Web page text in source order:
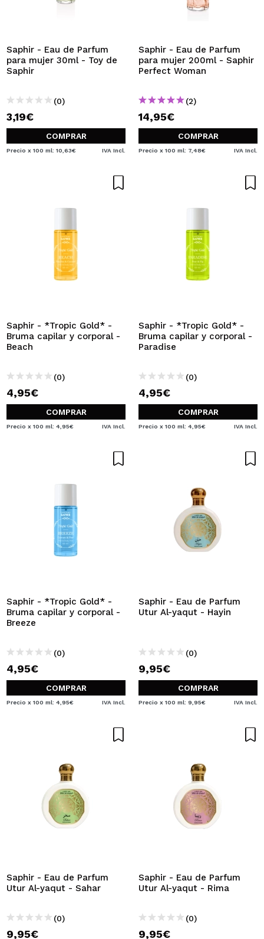
Saphir - Eau de Parfum
para mujer 30ml - Toy de
Saphir
(0)
3,19€
COMPRAR
Precio x 100 ml: 10,63€ IVA Incl.
Saphir - Eau de Parfum
para mujer 200ml - Saphir
Perfect Woman
(2)
14,95€
COMPRAR
Precio x 100 ml: 7,48€ IVA Incl.
Saphir - *Tropic Gold* -
Bruma capilar y corporal -
Beach
(0)
4,95€
COMPRAR
Precio x 100 ml: 4,95€ IVA Incl.
Saphir - *Tropic Gold* -
Bruma capilar y corporal -
Paradise
(0)
4,95€
COMPRAR
Precio x 100 ml: 4,95€ IVA Incl.
Saphir - *Tropic Gold* -
Bruma capilar y corporal -
Breeze
(0)
4,95€
COMPRAR
Precio x 100 ml: 4,95€ IVA Incl.
Saphir - Eau de Parfum
Utur Al-yaqut - Hayin
(0)
9,95€
COMPRAR
Precio x 100 ml: 9,95€ IVA Incl.
Saphir - Eau de Parfum
Utur Al-yaqut - Sahar
(0)
9,95€
Saphir - Eau de Parfum
Utur Al-yaqut - Rima
(0)
9,95€